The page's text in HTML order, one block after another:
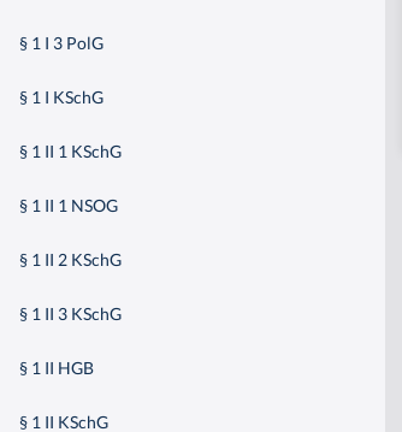
§ 1 I 3 PolG
§ 1 I KSchG
§ 1 II 1 KSchG
§ 1 II 1 NSOG
§ 1 II 2 KSchG
§ 1 II 3 KSchG
§ 1 II HGB
§ 1 II KSchG